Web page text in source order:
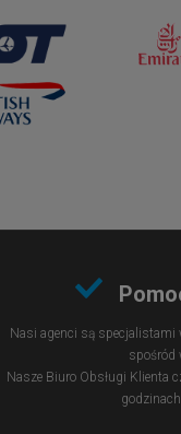
Nasi agenci są
spośród
Nasze Biuro Obsługi Klienta